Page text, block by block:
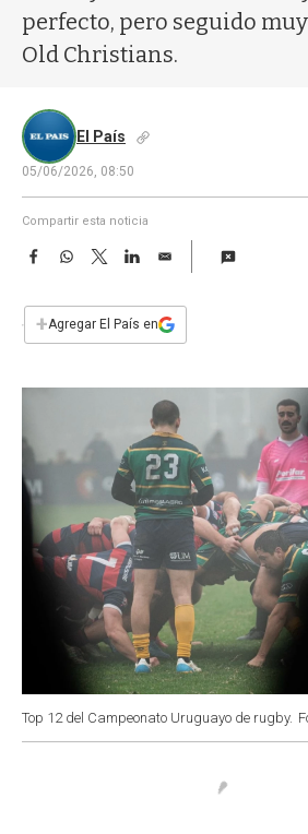
perfecto, pero seguido
Old Christians.
El País
05/06/2026, 08:50
Compartir esta noticia
F
e
b
W
s
T
w
t
L
E
i
l
+Agregar El País en
Top 12 del Campeonato Uruguayo de rugby.